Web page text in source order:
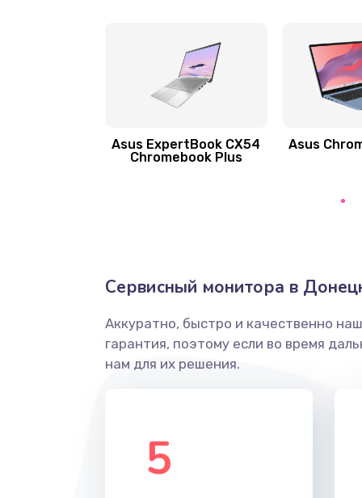
Замена датчика приближения
Замена антенны
Замена вибромотора
Замена элемента
Замена материнской платы
Замена тачпада
Asus ExpertBook CX54
Chromebook Plus
Asus
Сервисный монитора в
Аккуратно, быстро и качественно
гарантия, поэтому если во время
нам для их решения.
5